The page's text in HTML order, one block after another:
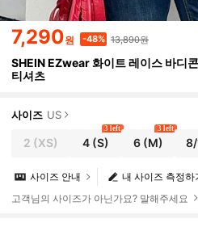
7,290원 -48% 13,890원
SHEIN EZwear 화이트 레이스 바디
티셔츠
사이즈 US
2 (XS) 4(S)
3 left
6(M)
3 left
내 사이즈 측정하
사이즈 안내
고객님의 사이즈가 아닌가요? 말해주세요